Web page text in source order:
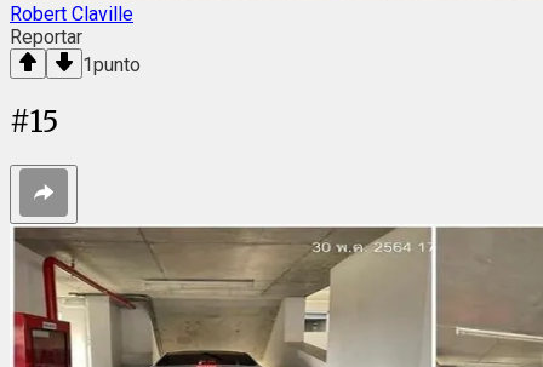
Robert Claville
Reportar
1punto
#15